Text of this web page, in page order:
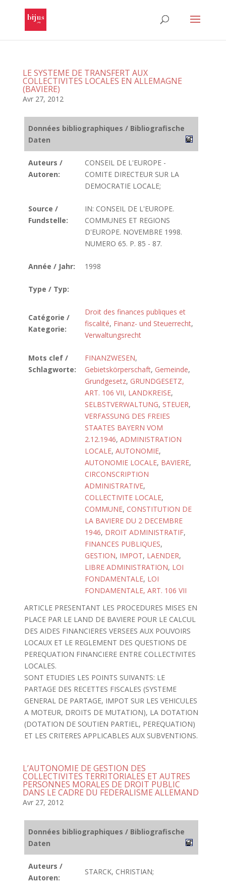
LE SYSTEME DE TRANSFERT AUX
COLLECTIVITES LOCALES EN ALLEMAGNE
(BAVIERE)
Avr 27, 2012
Données bibliographiques / Bibliografische
Daten
Auteurs /
Autoren:
CONSEIL DE L'EUROPE -
COMITE DIRECTEUR SUR LA
DEMOCRATIE LOCALE;
Source /
Fundstelle:
IN: CONSEIL DE L'EUROPE.
COMMUNES ET REGIONS
D'EUROPE. NOVEMBRE 1998.
NUMERO 65. P. 85 - 87.
Année / Jahr: 1998
Type / Typ:
Catégorie /
Kategorie:
Droit des finances publiques et
fiscalité, Finanz- und Steuerrecht,
Verwaltungsrecht
Mots clef /
Schlagworte:
FINANZWESEN,
Gebietskörperschaft, Gemeinde,
Grundgesetz, GRUNDGESETZ,
ART. 106 VII, LANDKREISE,
SELBSTVERWALTUNG, STEUER,
VERFASSUNG DES FREIES
STAATES BAYERN VOM
2.12.1946, ADMINISTRATION
LOCALE, AUTONOMIE,
AUTONOMIE LOCALE, BAVIERE,
CIRCONSCRIPTION
ADMINISTRATIVE,
COLLECTIVITE LOCALE,
COMMUNE, CONSTITUTION DE
LA BAVIERE DU 2 DECEMBRE
1946, DROIT ADMINISTRATIF,
FINANCES PUBLIQUES,
GESTION, IMPOT, LAENDER,
LIBRE ADMINISTRATION, LOI
FONDAMENTALE, LOI
FONDAMENTALE, ART. 106 VII
ARTICLE PRESENTANT LES PROCEDURES MISES EN
PLACE PAR LE LAND DE BAVIERE POUR LE CALCUL
DES AIDES FINANCIERES VERSEES AUX POUVOIRS
LOCAUX ET LE REGLEMENT DES QUESTIONS DE
PEREQUATION FINANCIERE ENTRE COLLECTIVITES
LOCALES.
SONT ETUDIES LES POINTS SUIVANTS: LE
PARTAGE DES RECETTES FISCALES (SYSTEME
GENERAL DE PARTAGE, IMPOT SUR LES VEHICULES
A MOTEUR, DROITS DE MUTATION), LA DOTATION
(DOTATION DE SOUTIEN PARTIEL, PEREQUATION)
ET LES CRITERES APPLICABLES AUX SUBVENTIONS.
L’AUTONOMIE DE GESTION DES
COLLECTIVITES TERRITORIALES ET AUTRES
PERSONNES MORALES DE DROIT PUBLIC
DANS LE CADRE DU FEDERALISME ALLEMAND
Avr 27, 2012
Données bibliographiques / Bibliografische
Daten
Auteurs /
Autoren:
STARCK, CHRISTIAN;